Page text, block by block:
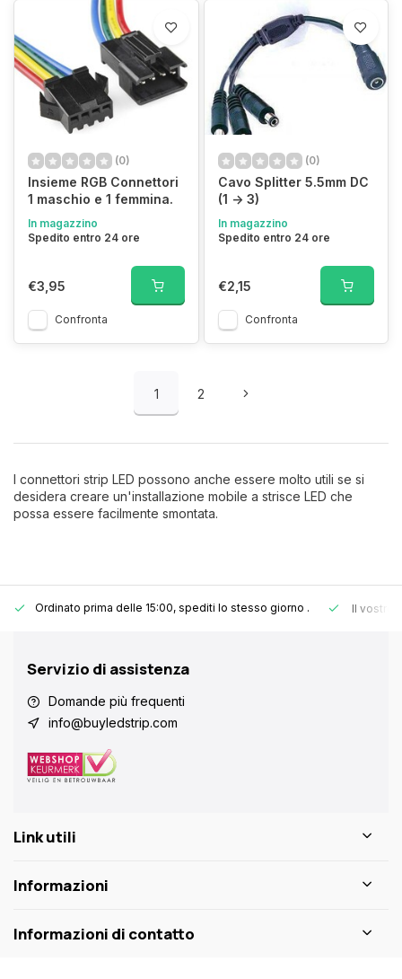
(0)
Insieme RGB Connettori
1 maschio e 1 femmina.
In magazzino
Spedito entro 24 ore
€3,95
Confronta
(0)
Cavo Splitter 5.5mm DC
(1 -> 3)
In magazzino
Spedito entro 24 ore
€2,15
Confronta
1 2
I connettori strip LED possono anche essere molto utili se si
desidera creare un'installazione mobile a strisce LED che
possa essere facilmente smontata.
Ordinato prima delle 15:00, spediti lo stesso giorno . Il vostro
Servizio di assistenza
Domande più frequenti
info@buyledstrip.com
Link utili
Informazioni
Informazioni di contatto